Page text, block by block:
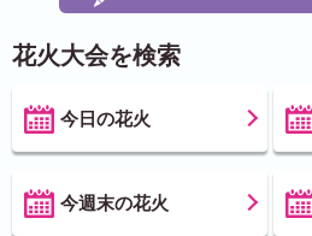
花火大会を検索
今日の花火
今週末の花火